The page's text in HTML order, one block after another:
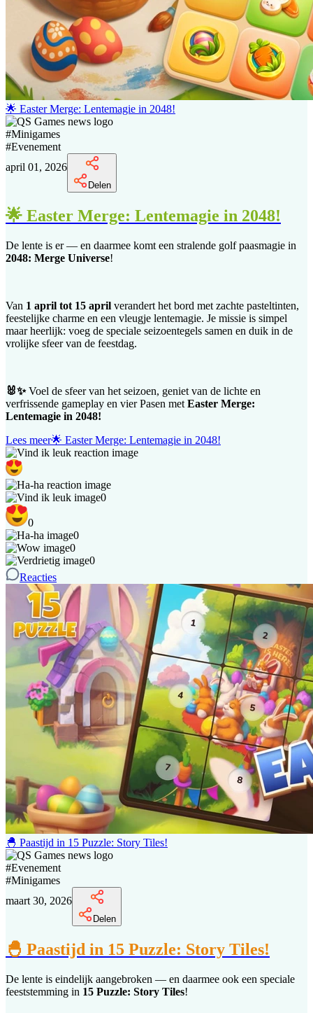
🌟 Easter Merge: Lentemagie in 2048!
#Minigames
#Evenement
april 01, 2026
Delen
🌟 Easter Merge: Lentemagie in 2048!
De lente is er — en daarmee komt een stralende golf paasmagie in
2048: Merge Universe!
Van 1 april tot 15 april verandert het bord met zachte pasteltinten,
feestelijke charme en een vleugje lentemagie. Je missie is simpel
maar heerlijk: voeg de speciale seizoentegels samen en duik in de
vrolijke sfeer van de feestdag.
🐰✨Voel de sfeer van het seizoen, geniet van de lichte en
verfrissende gameplay en vier Pasen met Easter Merge:
Lentemagie in 2048!
Lees meer🌟 Easter Merge: Lentemagie in 2048!
0
0
0
0
0
Reacties
🐣 Paastijd in 15 Puzzle: Story Tiles!
#Evenement
#Minigames
maart 30, 2026
Delen
🐣 Paastijd in 15 Puzzle: Story Tiles!
De lente is eindelijk aangebroken — en daarmee ook een speciale
feeststemming in 15 Puzzle: Story Tiles!